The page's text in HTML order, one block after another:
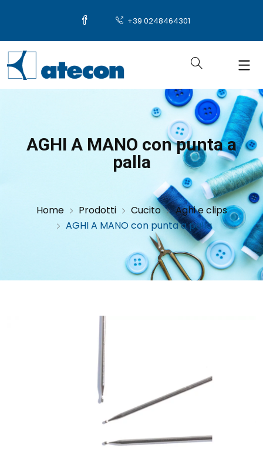
+39 0248464301
AGHI A MANO con punta a
palla
Home Prodotti Cucito
Aghi e clips
AGHI A MANO con punta a palla